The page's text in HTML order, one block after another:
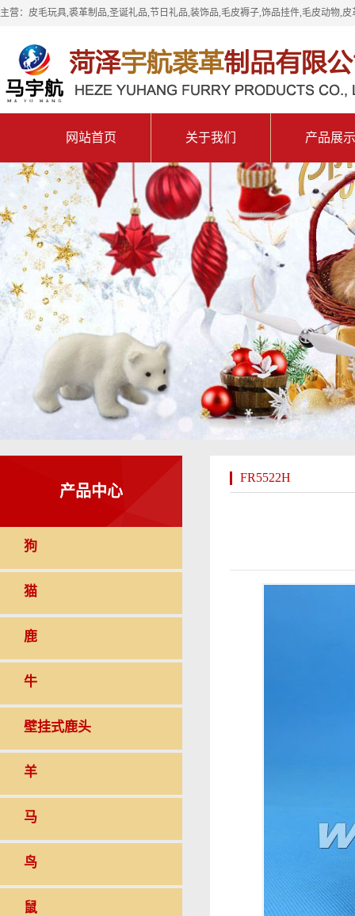
主营：皮毛玩具,裘革制品,圣诞礼品,节日礼品,装饰品,毛皮褥子,饰品挂件,毛皮动物,
网站首页 关于我们 产品展示
产品中心
狗
猫
鹿
牛
壁挂式鹿头
羊
马
鸟
鼠
FR5522H